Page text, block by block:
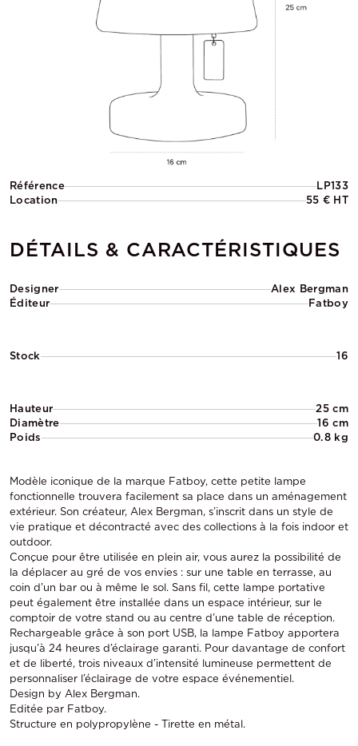
Référence
LP133
Location
55 € HT
DÉTAILS & CARACTÉRISTIQUES
Designer
Alex Bergman
Éditeur
Fatboy
Stock 16
Hauteur
25 cm
Diamètre
16 cm
Poids
0.8 kg
Modèle iconique de la marque Fatboy, cette petite lampe
fonctionnelle trouvera facilement sa place dans un aménagement
extérieur. Son créateur, Alex Bergman, s’inscrit dans un style de
vie pratique et décontracté avec des collections à la fois indoor et
outdoor.
Conçue pour être utilisée en plein air, vous aurez la possibilité de
la déplacer au gré de vos envies : sur une table en terrasse, au
coin d’un bar ou à même le sol. Sans fil, cette lampe portative
peut également être installée dans un espace intérieur, sur le
comptoir de votre stand ou au centre d’une table de réception.
Rechargeable grâce à son port USB, la lampe Fatboy apportera
jusqu’à 24 heures d’éclairage garanti. Pour davantage de confort
et de liberté, trois niveaux d’intensité lumineuse permettent de
personnaliser l’éclairage de votre espace événementiel.
Design by Alex Bergman.
Editée par Fatboy.
Structure en polypropylène - Tirette en métal.